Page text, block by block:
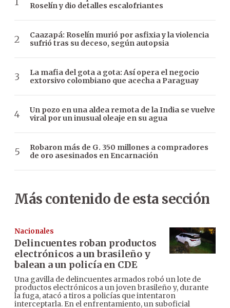
Roselín y dio detalles escalofriantes
Caazapá: Roselín murió por asfixia y la violencia
sufrió tras su deceso, según autopsia
La mafia del gota a gota: Así opera el negocio
extorsivo colombiano que acecha a Paraguay
Un pozo en una aldea remota de la India se vuelve
viral por un inusual oleaje en su agua
Robaron más de G. 350 millones a compradores
de oro asesinados en Encarnación
Más contenido de esta sección
Nacionales
Delincuentes roban productos
electrónicos a un brasileño y
balean a un policía en CDE
Una gavilla de delincuentes armados robó un lote de
productos electrónicos a un joven brasileño y, durante
la fuga, atacó a tiros a policías que intentaron
interceptarla. En el enfrentamiento, un suboficial